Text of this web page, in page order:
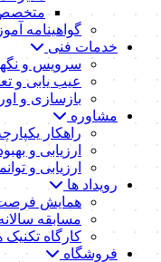
متخصص
گواهینامه
خدمات فنی
سرویس و
عیب یابی و
بازسازی و
مشاوره
راهکار
ارزیابی و
ارزیابی و
رویداد ها
همایش فرصت
مسابقه
کارگاه
فروشگاه